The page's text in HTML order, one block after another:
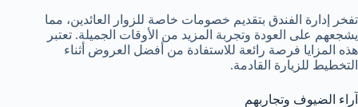
تفخر إدارة الفندق بتقديم خصومات خاصة للزوار العائدين، مما
يشجعهم على العودة وتجربة المزيد من الأوقات الجميلة. تعتبر
هذه المزايا فرصة رائعة للاستفادة من أفضل العروض أثناء
التخطيط للزيارة القادمة.
آراء الضيوف وتجاربهم